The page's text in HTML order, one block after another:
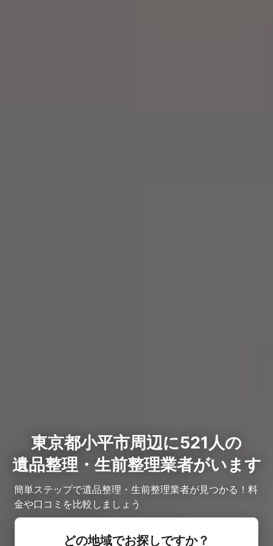
東京都小平市周辺に521人の
遺品整理・生前整理業者がいます
簡単ステップで遺品整理・生前整理業者が見つかる！料
金や口コミを比較しましょう
どの地域でお探しですか？